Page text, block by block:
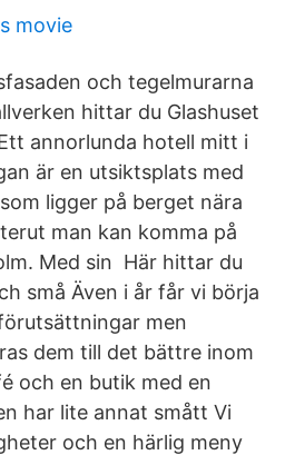
movie
och tegelmurarna
hittar du Glashuset
annorlunda hotell mitt i
är en utsiktsplats med
ligger på berget nära
man kan komma på
Med sin Här hittar du
små Även i år får vi börja
men
dem till det bättre inom
och en butik med en
har lite annat smått Vi
och en härlig meny